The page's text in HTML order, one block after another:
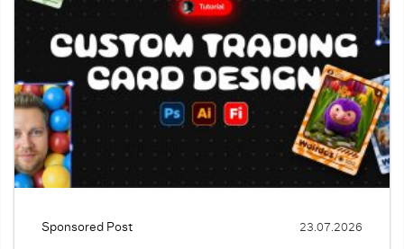
Sponsored Post 23.07.2026